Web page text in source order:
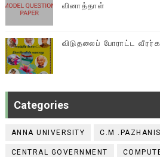
வினாத்தாள்
விடுதலைப் போராட்ட
Categories
ANNA UNIVERSITY C.M
CENTRAL GOVERNMENT